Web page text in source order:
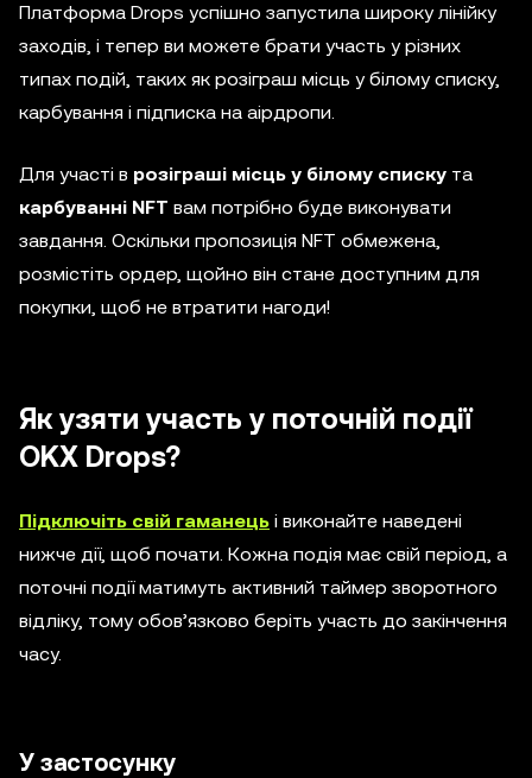
Платформа Drops успішно запустила широку лінійку
заходів, і тепер ви можете брати участь у різних
типах подій, таких як розіграш місць у білому списку,
карбування і підписка на аірдропи.
Для участі в розіграші місць у білому списку та
карбуванні NFT вам потрібно буде виконувати
завдання. Оскільки пропозиція NFT обмежена,
розмістіть ордер, щойно він стане доступним для
покупки, щоб не втратити нагоди!
Як узяти участь у поточній події
OKX Drops?
Підключіть свій гаманець і виконайте наведені
нижче дії, щоб почати. Кожна подія має свій період, а
поточні події матимуть активний таймер зворотного
відліку, тому обов’язково беріть участь до закінчення
часу.
У застосунку